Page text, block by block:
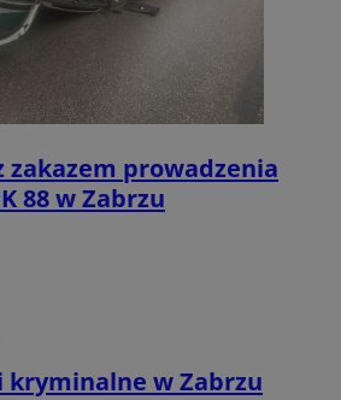
zakazem prowadzenia
88 w Zabrzu
kryminalne w Zabrzu